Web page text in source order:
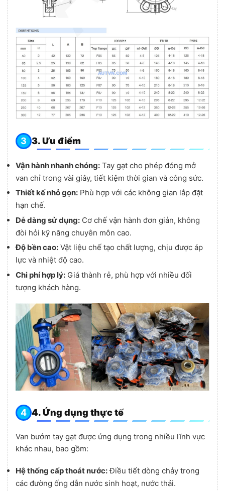
3. Ưu điểm
Vận hành nhanh chóng: Tay gạt cho phép đóng mở
van chỉ trong vài giây, tiết kiệm thời gian và công sức.
Thiết kế nhỏ gọn: Phù hợp với các không gian lắp đặt
hạn chế.
Dễ dàng sử dụng: Cơ chế vận hành đơn giản, không
đòi hỏi kỹ năng chuyên môn cao.
Độ bền cao: Vật liệu chế tạo chất lượng, chịu được áp
lực và nhiệt độ cao.
Chi phí hợp lý: Giá thành rẻ, phù hợp với nhiều đối
tượng khách hàng.
4. Ứng dụng thực tế
Van bướm tay gạt được ứng dụng trong nhiều lĩnh vực
khác nhau, bao gồm:
Hệ thống cấp thoát nước:Điều tiết dòng chảy trong
các đường ống dẫn nước sinh hoạt, nước thải.